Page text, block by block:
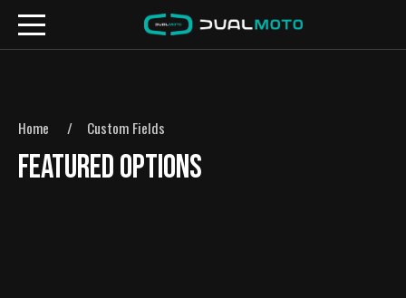
Home Custom Fields
FEATURED OPTIONS